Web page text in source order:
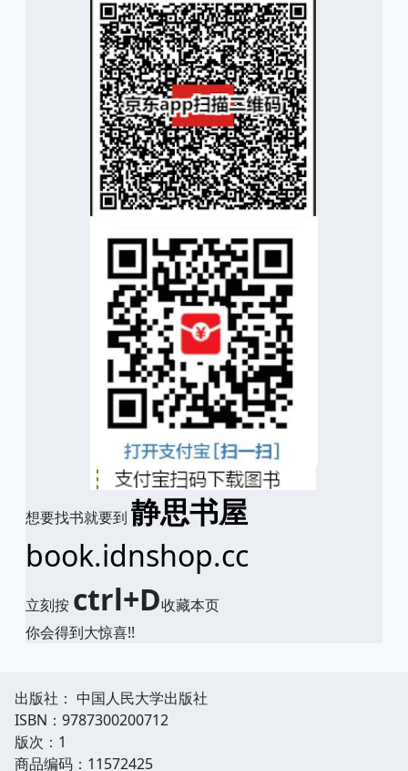
想要找书就要到 静思书屋
book.idnshop.cc
立刻按 ctrl+D收藏本页
你会得到大惊喜!!
出版社： 中国人民大学出版社
ISBN：9787300200712
版次：1
商品编码：11572425